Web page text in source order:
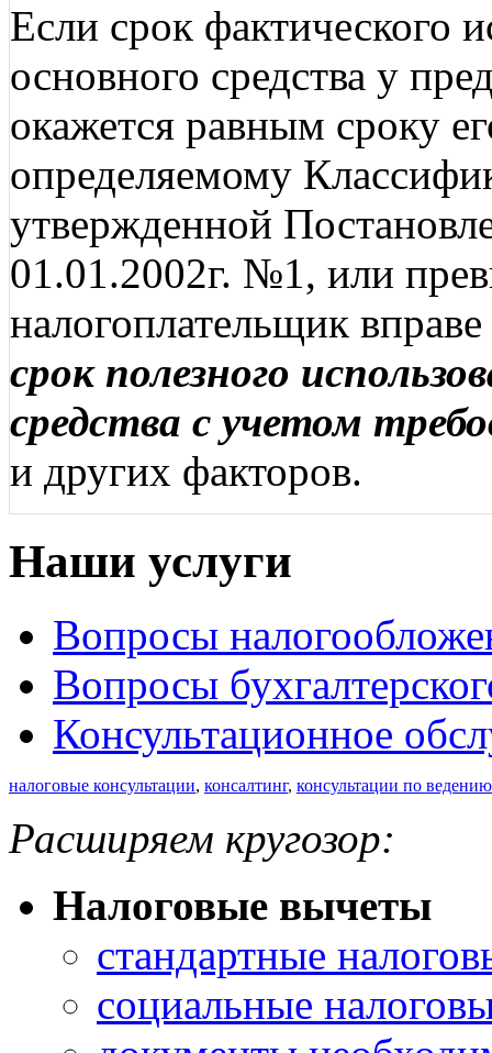
Если срок фактического
основного средства у
окажется равным сроку
определяемому
утвержденной
01.01.2002г. №1, или
налогоплательщик вправе
срок полезного
средства с учетом
и других факторов.
Наши услуги
Вопросы
Вопросы
Консультационное
налоговые консультации, консалтинг, консультации по ведению
Расширяем кругозор:
Налоговые вычеты
стандартные
социальные